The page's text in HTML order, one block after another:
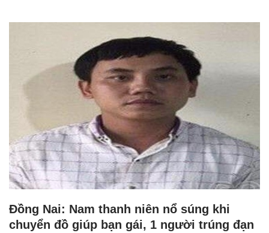
Đồng Nai: Nam thanh niên nổ súng khi
chuyển đồ giúp bạn gái, 1 người trúng đạn